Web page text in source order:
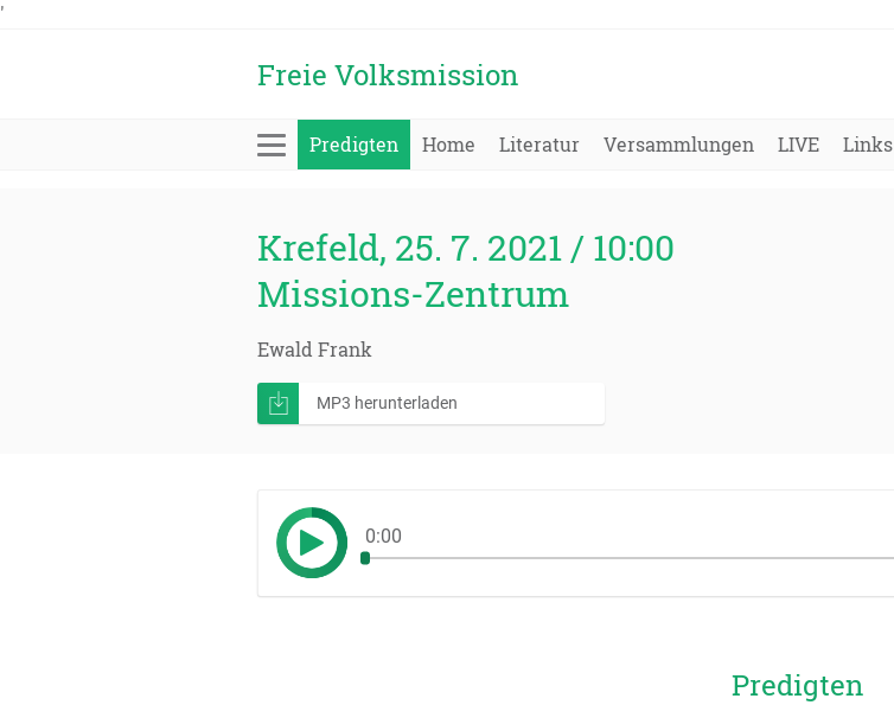
'
Freie Volksmission
Predigten Home Literatur Versammlungen LIVE Links
Krefeld, 25. 7. 2021 / 10:00
Missions-Zentrum
Ewald Frank
MP3 herunterladen
0:00
Predigten